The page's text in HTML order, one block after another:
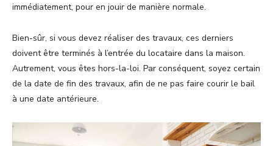
immédiatement, pour en jouir de manière normale.
Bien-sûr, si vous devez réaliser des travaux, ces derniers
doivent être terminés à l’entrée du locataire dans la maison.
Autrement, vous êtes hors-la-loi. Par conséquent, soyez certain
de la date de fin des travaux, afin de ne pas faire courir le bail
à une date antérieure.